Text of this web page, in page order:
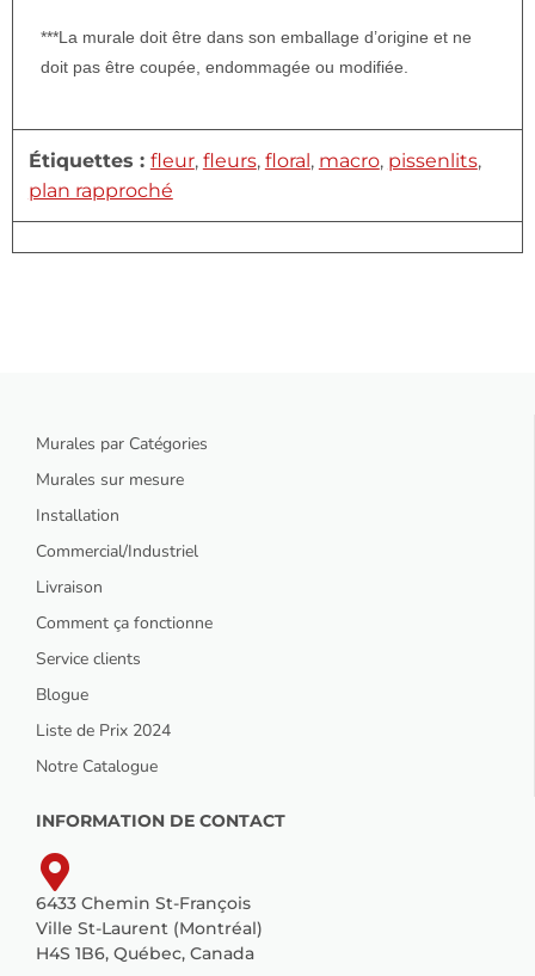
***La murale doit être dans son emballage d’origine et ne
doit pas être coupée, endommagée ou modifiée.
Étiquettes : fleur, fleurs, floral, macro, pissenlits,
plan rapproché
Murales par Catégories
Murales sur mesure
Installation
Commercial/Industriel
Livraison
Comment ça fonctionne
Service clients
Blogue
Liste de Prix 2024
Notre Catalogue
INFORMATION DE CONTACT
6433 Chemin St-François
Ville St-Laurent (Montréal)
H4S 1B6, Québec, Canada